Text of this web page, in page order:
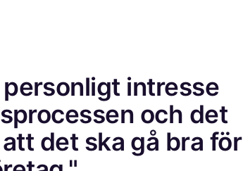
intresse
och det
det ska gå bra för